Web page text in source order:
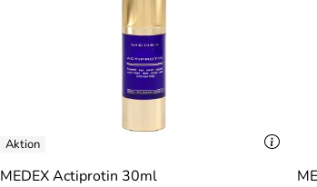
MEDEX Actiprotin 30ml